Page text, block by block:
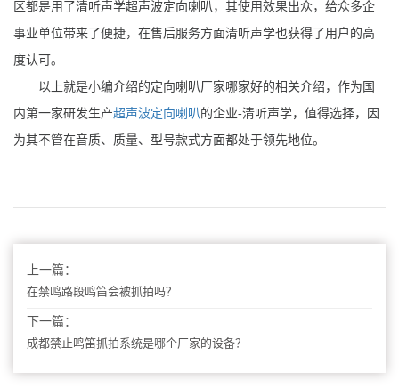
区都是用了清听声学超声波定向喇叭，其使用效果出众，给众多企
事业单位带来了便捷，在售后服务方面清听声学也获得了用户的高
度认可。
以上就是小编介绍的定向喇叭厂家哪家好的相关介绍，作为国
内第一家研发生产超声波定向喇叭的企业-清听声学，值得选择，因
为其不管在音质、质量、型号款式方面都处于领先地位。
上一篇：
在禁鸣路段鸣笛会被抓拍吗？
下一篇：
成都禁止鸣笛抓拍系统是哪个厂家的设备？